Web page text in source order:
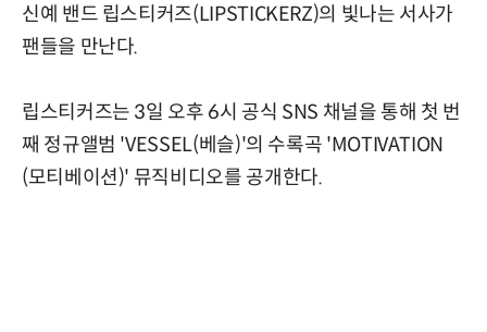
신예 밴드 립스티커즈(LIPSTICKERZ)의 빛나는 서사가
팬들을 만난다.
립스티커즈는 3일 오후 6시 공식 SNS 채널을 통해 첫 번
째 정규앨범 'VESSEL(베슬)'의 수록곡 'MOTIVATION
(모티베이션)' 뮤직비디오를 공개한다.